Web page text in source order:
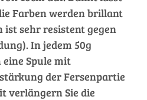
Farben werden brillant
ist sehr resistent gegen
In jedem 50g
Spule mit
der Fersenpartie
verlängern Sie die